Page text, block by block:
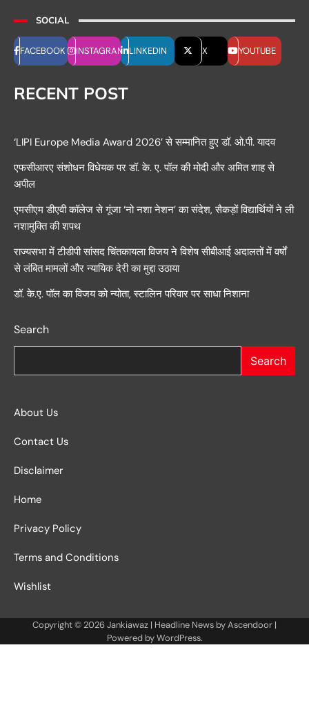
SOCIAL
FACEBOOK INSTAGRAM LINKEDIN X YOUTUBE
RECENT POST
‘LIPI Europe Media Award 2026’ से सम्मानित हुए डॉ. ओ.पी. यादव
एफसीआरए संशोधन विधेयक पर डॉ. के. ए. पॉल की मोदी और अमित शाह से
अपील
एमसीएम डीएवी कॉलेज से गूंजा ‘नो नशा नेशन’ का संदेश, सैकड़ों विद्यार्थियों ने ली
नशामुक्ति की शपथ
राज्यसभा में टीडीपी सांसद चिंतकायला विजय ने विशेष सीबीआई अदालतों में वर्षों
से लंबित मामलों और न्यायिक देरी का मुद्दा उठाया
डॉ. के.ए. पॉल का विजय को न्योता, स्टालिन परिवार पर साधा निशाना
Search
Search
About Us
Contact Us
Disclaimer
Home
Privacy Policy
Terms and Conditions
Wishlist
Copyright © 2026Jankiawaz | Headline News byAscendoor |
Powered byWordPress.